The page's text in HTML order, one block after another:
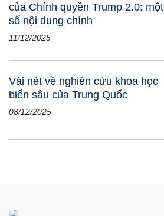
của Chính quyền Trump 2.0: một
số nội dung chính
11/12/2025
Vài nét về nghiên cứu khoa học
biển sâu của Trung Quốc
08/12/2025